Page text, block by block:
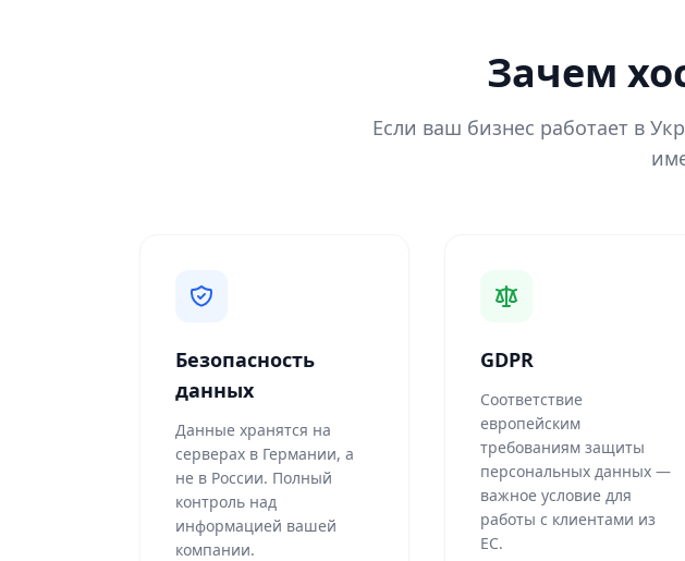
Зачем
Если ваш бизнес работает в
Безопасность
данных
Данные хранятся на
серверах в Германии, а
не в России. Полный
контроль над
информацией вашей
компании.
GDPR
Соответствие
европейским
требованиям защиты
персональных данных —
важное условие для
работы с клиентами из
ЕС.